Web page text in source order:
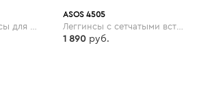
ASOS 4505
Леггинсы с сетчатыми вставками ASOS 4505 Curve - Черный
1 890 руб.